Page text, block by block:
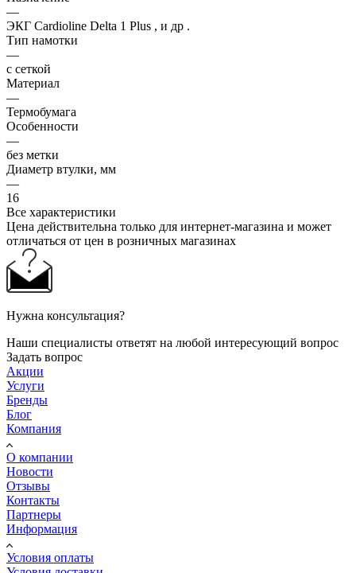
—
ЭКГ Cardioline Delta 1 Plus , и др .
Тип намотки
—
с сеткой
Материал
—
Термобумага
Особенности
—
без метки
Диаметр втулки, мм
—
16
Все характеристики
Цена действительна только для интернет-магазина и может
отличаться от цен в розничных магазинах
Нужна консультация?
Наши специалисты ответят на любой интересующий вопрос
Задать вопрос
Акции
Услуги
Бренды
Блог
Компания
О компании
Новости
Отзывы
Контакты
Партнеры
Информация
Условия оплаты